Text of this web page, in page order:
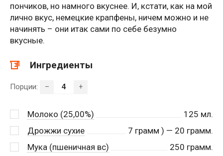
пончиков, но намного вкуснее. И, кстати, как на мой
лично вкус, немецкие крапфены, ничем можно и не
начинять – они итак сами по себе безумно
вкусные.
Ингредиенты
Порции: – +
Молоко (25,00%) 125 мл.
Дрожжи сухие
7 грамм ) — 20 грамм.
Мука (пшеничная вс)
250 грамм.